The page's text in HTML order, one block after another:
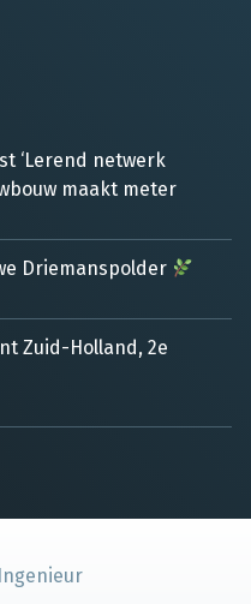
‘Lerend netwerk
maakt meter
Driemanspolder
Zuid-Holland, 2e